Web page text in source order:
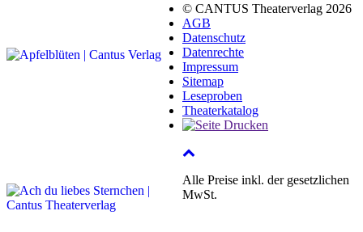
© CANTUS Theaterverlag 2026
AGB
Datenschutz
Datenrechte
Impressum
Sitemap
Leseproben
Theaterkatalog
Alle Preise inkl. der gesetzlichen
MwSt.